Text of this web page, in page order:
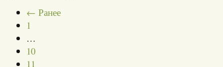
← Ранее
1
…
10
11